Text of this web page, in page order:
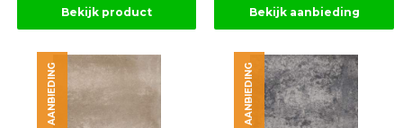
Bekijk product Bekijk aanbieding
AANBIEDING AANBIEDING